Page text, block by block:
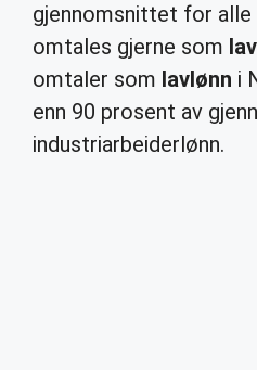
gjennomsnittet for alle
omtales gjerne som
omtaler som lavlønn i
enn 90 prosent av
industriarbeiderlønn.